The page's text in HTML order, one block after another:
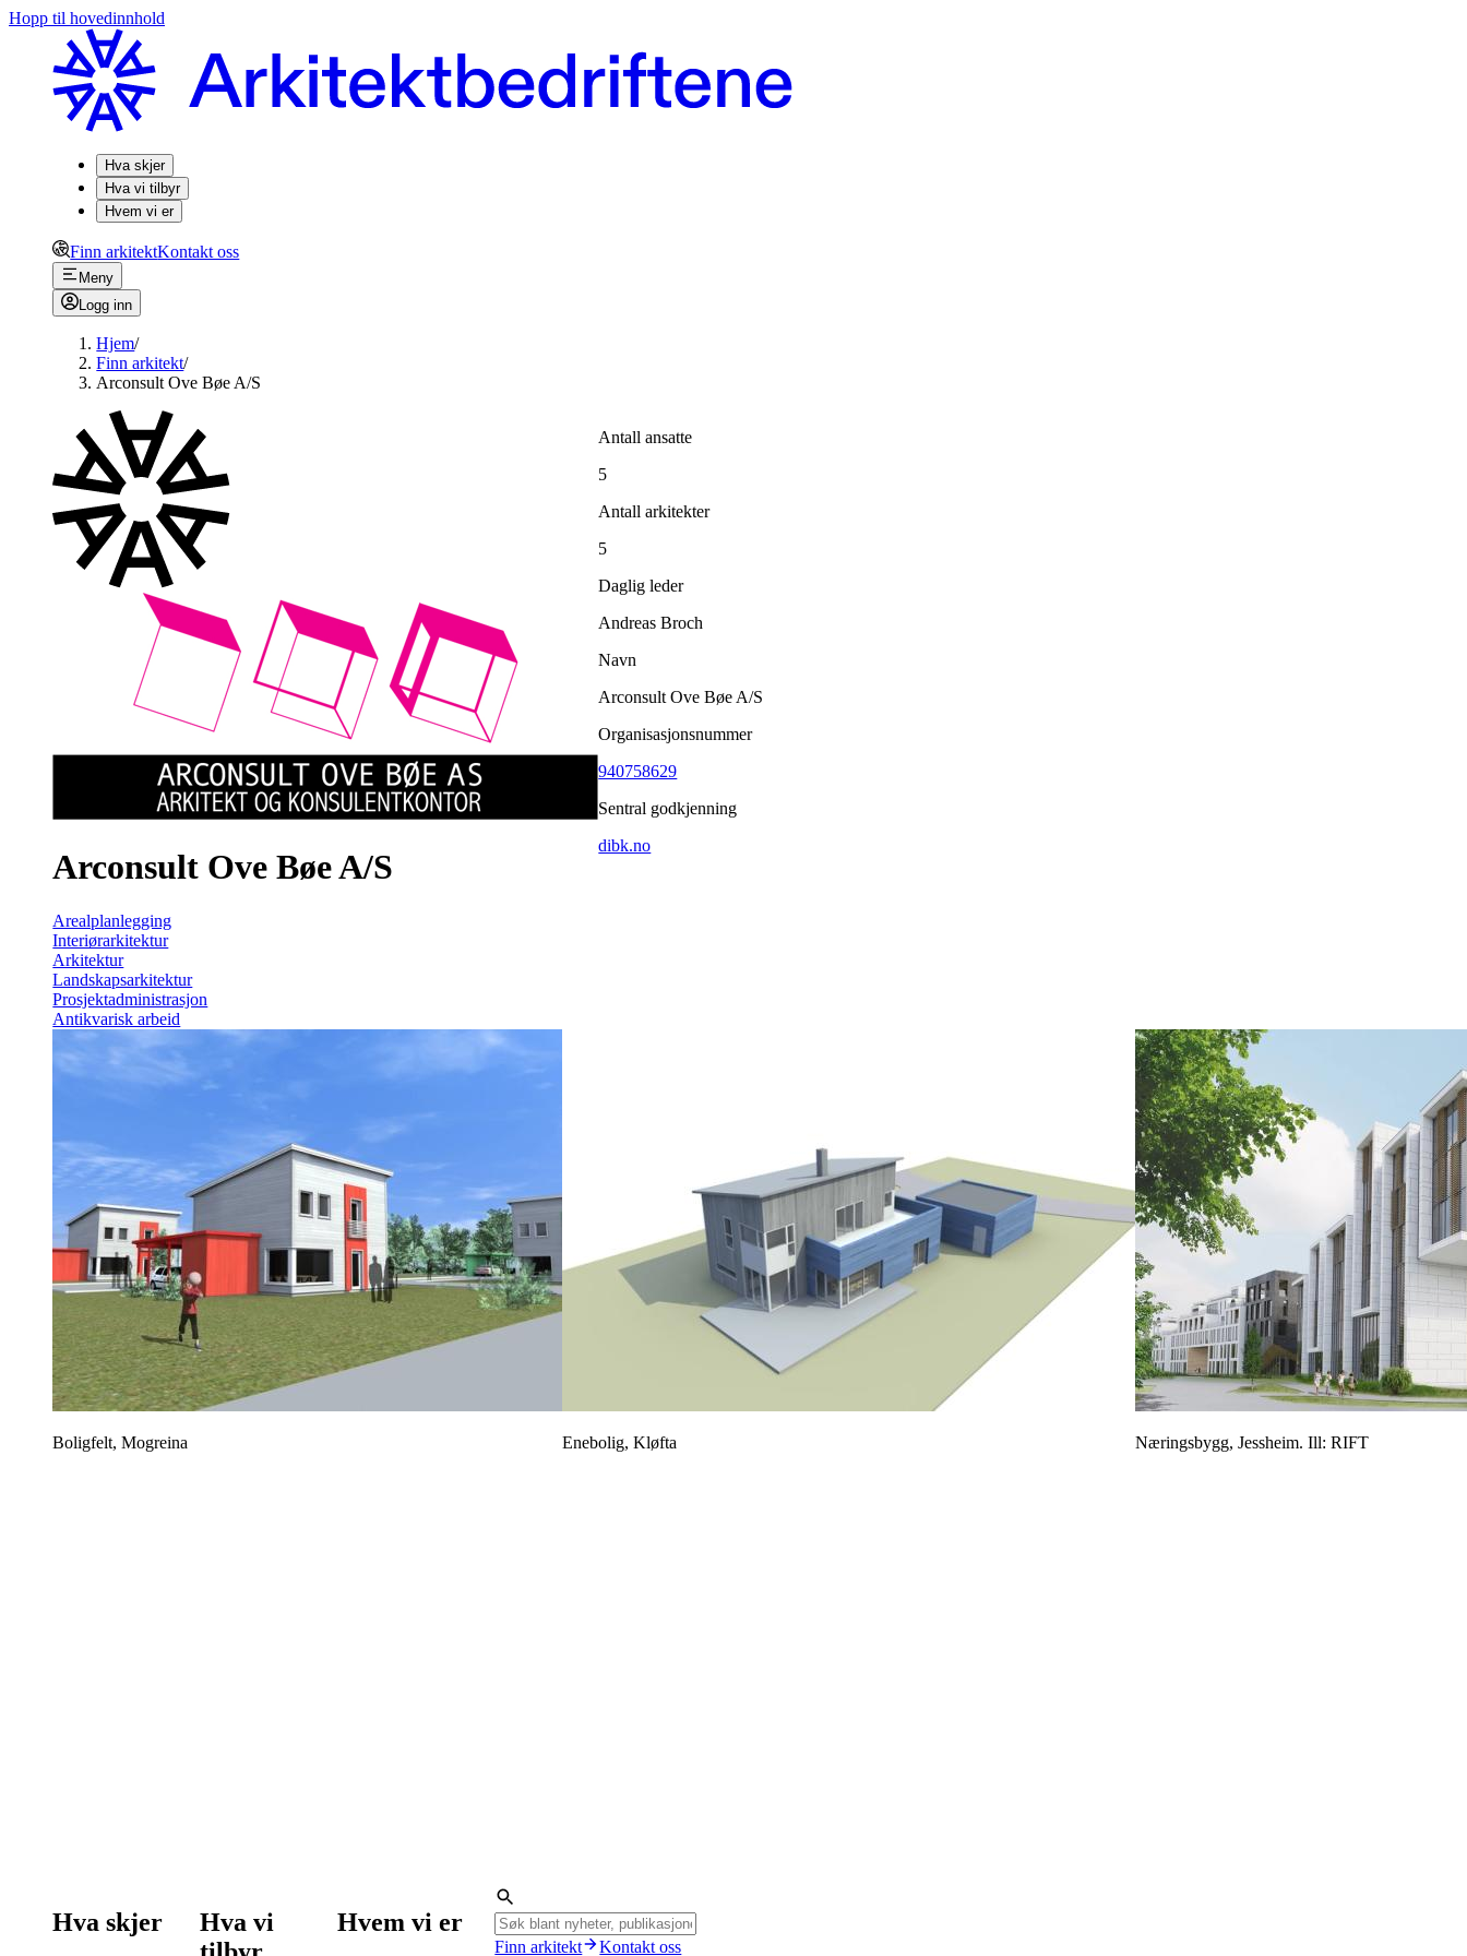
Hopp til hovedinnhold
Hva skjer
Hva vi tilbyr
Hvem vi er
Finn arkitektKontakt oss
Meny
Logg inn
Hjem/
Finn arkitekt/
Arconsult Ove Bøe A/S
Arconsult Ove Bøe A/S
Arealplanlegging
Interiørarkitektur
Arkitektur
Landskapsarkitektur
Prosjektadministrasjon
Antikvarisk arbeid
Antall ansatte
5
Antall arkitekter
5
Daglig leder
Andreas Broch
Navn
Arconsult Ove Bøe A/S
Organisasjonsnummer
940758629
Sentral godkjenning
dibk.no
Boligfelt, Mogreina Enebolig, Kløfta Næringsbygg, Jessheim. Ill: RIFT
Hva skjer
Hva vi
Hvem vi er
Finn arkitekt Kontakt oss